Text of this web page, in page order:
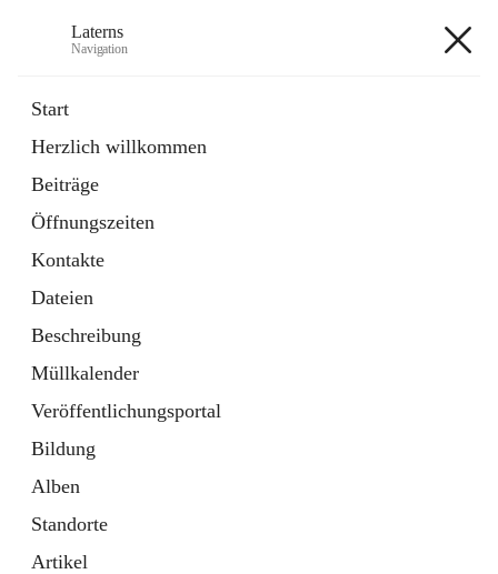
Laterns
Navigation
Start
Herzlich willkommen
Beiträge
Öffnungszeiten
Kontakte
Dateien
Beschreibung
Müllkalender
Veröffentlichungsportal
Bildung
Alben
Standorte
Artikel
11 Schnellzugriffe
Soziales
1 Schnellzugriff